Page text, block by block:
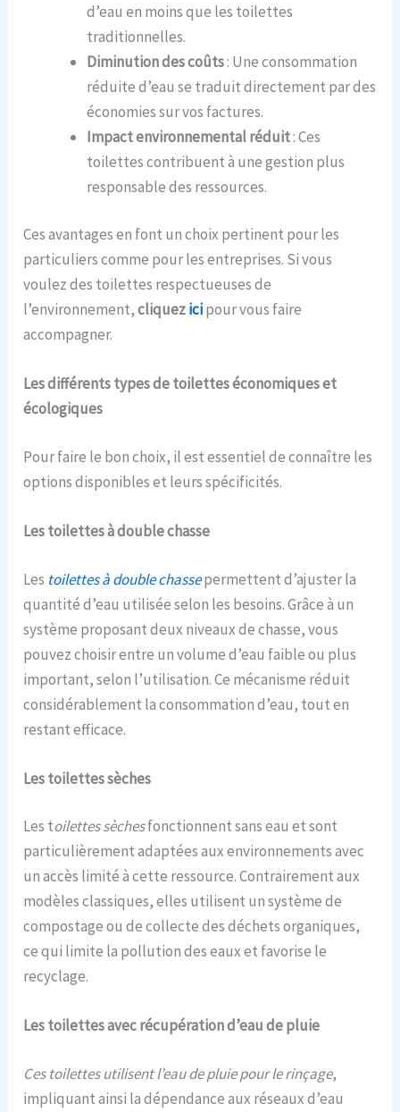
d’eau en moins que les toilettes
traditionnelles.
Diminution des coûts: Une consommation
réduite d’eau se traduit directement par des
économies sur vos factures.
Impact environnemental réduit: Ces
toilettes contribuent à une gestion plus
responsable des ressources.
Ces avantages en font un choix pertinent pour les
particuliers comme pour les entreprises. Si vous
voulez des toilettes respectueuses de
l’environnement,cliquezicipour vous faire
accompagner.
Les différents types de toilettes économiques et
écologiques
Pour faire le bon choix, il est essentiel de connaître les
options disponibles et leurs spécificités.
Les toilettes à double chasse
Les toilettes à double chassepermettent d’ajuster la
quantité d’eau utilisée selon les besoins. Grâce à un
système proposant deux niveaux de chasse, vous
pouvez choisir entre un volume d’eau faible ou plus
important, selon l’utilisation. Ce mécanisme réduit
considérablement la consommation d’eau, tout en
restant efficace.
Les toilettes sèches
Les toilettes sèchesfonctionnent sans eau et sont
particulièrement adaptées aux environnements avec
un accès limité à cette ressource. Contrairement aux
modèles classiques, elles utilisent un système de
compostage ou de collecte des déchets organiques,
ce qui limite la pollution des eaux et favorise le
recyclage.
Les toilettes avec récupération d’eau de pluie
Ces toilettes utilisent l’eau de pluie pour le rinçage,
impliquant ainsi la dépendance aux réseaux d’eau